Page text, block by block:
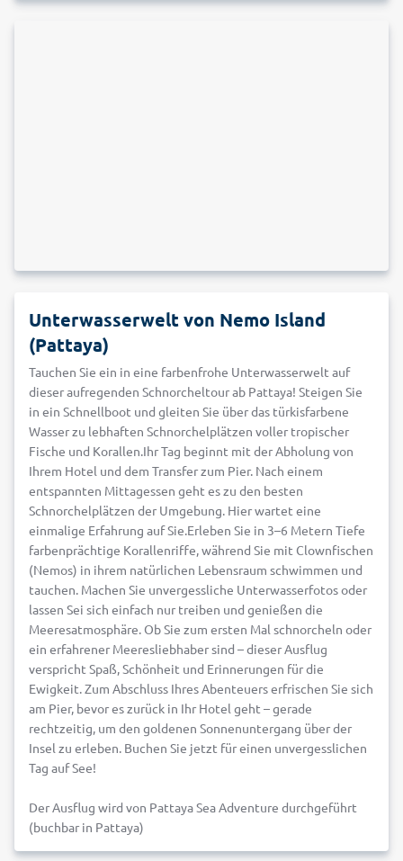
Unterwasserwelt von Nemo Island
(Pattaya)
Tauchen Sie ein in eine farbenfrohe Unterwasserwelt auf
dieser aufregenden Schnorcheltour ab Pattaya! Steigen Sie
in ein Schnellboot und gleiten Sie über das türkisfarbene
Wasser zu lebhaften Schnorchelplätzen voller tropischer
Fische und Korallen.Ihr Tag beginnt mit der Abholung von
Ihrem Hotel und dem Transfer zum Pier. Nach einem
entspannten Mittagessen geht es zu den besten
Schnorchelplätzen der Umgebung. Hier wartet eine
einmalige Erfahrung auf Sie.Erleben Sie in 3–6 Metern Tiefe
farbenprächtige Korallenriffe, während Sie mit Clownfischen
(Nemos) in ihrem natürlichen Lebensraum schwimmen und
tauchen. Machen Sie unvergessliche Unterwasserfotos oder
lassen Sei sich einfach nur treiben und genießen die
Meeresatmosphäre. Ob Sie zum ersten Mal schnorcheln oder
ein erfahrener Meeresliebhaber sind – dieser Ausflug
verspricht Spaß, Schönheit und Erinnerungen für die
Ewigkeit. Zum Abschluss Ihres Abenteuers erfrischen Sie sich
am Pier, bevor es zurück in Ihr Hotel geht – gerade
rechtzeitig, um den goldenen Sonnenuntergang über der
Insel zu erleben. Buchen Sie jetzt für einen unvergesslichen
Tag auf See!
Der Ausflug wird von Pattaya Sea Adventure durchgeführt
(buchbar in Pattaya)